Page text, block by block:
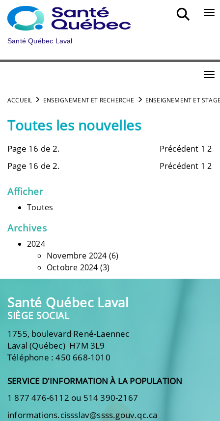
Aller au menu principal
Santé Québec Laval
ACCUEIL ENSEIGNEMENT ET RECHERCHE ENSEIGNEMENT ET
Toutes les nouvelles
Page 16 de 2. Précédent 1 2
Page 16 de 2. Précédent 1 2
Afficher
Toutes
Archives
2024
Novembre 2024 (6)
Octobre 2024 (3)
Santé Québec Laval
SIÈGE SOCIAL
1755, boulevard René-Laennec
Laval (Québec) H7M 3L9
Téléphone : 450 668-1010
SERVICE D'INFORMATION À LA POPULATION
1 877 476-6112 ou 514 390-2167
informations.cissslav@ssss.gouv.qc.ca